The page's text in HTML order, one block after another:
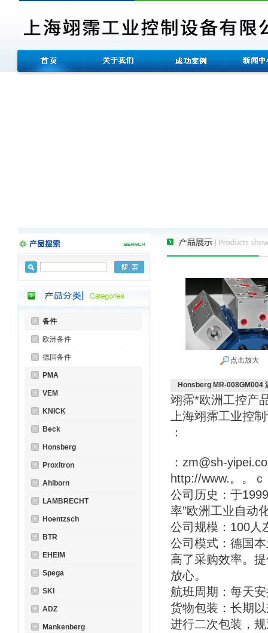
备件
欧洲备件
德国备件
PMA
VEM
KNICK
Beck
Honsberg
Proxitron
Ahlborn
LAMBRECHT
Hoentzsch
BTR
EHEIM
Spega
SKI
ADZ
Mankenberg
点击放大
Honsberg MR-008GM004
翊霈*欧洲工控
上海翊霈工业
：
：zm@sh-
http://www.。。
公司历史：于
率”欧洲工业自动
公司规模：100人
公司模式：德国
高了采购效率。
放心。
航班周期：每天
货物包装：长期
进行二次包装，